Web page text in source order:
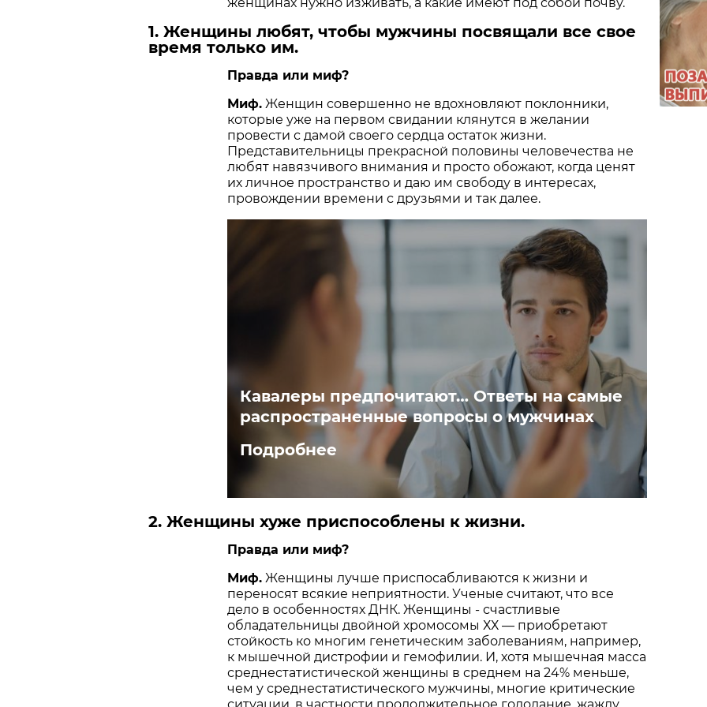
1. Женщины любят, чтобы мужчины посвящали все свое
время только им.
Правда или миф?
Миф. Женщин совершенно не вдохновляют поклонники,
которые уже на первом свидании клянутся в желании
провести с дамой своего сердца остаток жизни.
Представительницы прекрасной половины человечества не
любят навязчивого внимания и просто обожают, когда ценят
их личное пространство и даю им свободу в интересах,
провождении времени с друзьями и так далее.
Кавалеры предпочитают… Ответы на самые
распространенные вопросы о мужчинах
Подробнее
2. Женщины хуже приспособлены к жизни.
Правда или миф?
Миф. Женщины лучше приспосабливаются к жизни и
переносят всякие неприятности. Ученые считают, что все
дело в особенностях ДНК. Женщины - счастливые
обладательницы двойной хромосомы ХХ — приобретают
стойкость ко многим генетическим заболеваниям, например,
к мышечной дистрофии и гемофилии. И, хотя мышечная масса
среднестатистической женщины в среднем на 24% меньше,
чем у среднестатистического мужчины, многие критические
ситуации, в частности продолжительное голодание, жажду